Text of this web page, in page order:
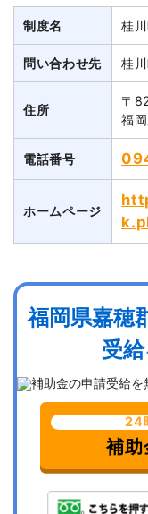
制度名 桂
問い合わせ先 桂
住所
〒
福
電話番号
ホームページ
福岡県嘉穂
受
24
補助